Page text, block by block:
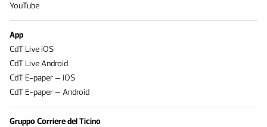
YouTube
App
CdT Live iOS
CdT Live Android
CdT E-paper – iOS
CdT E-paper – Android
Gruppo Corriere del Ticino